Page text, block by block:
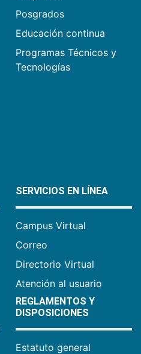
Posgrados
Educación continua
Programas Técnicos y
Tecnologías
SERVICIOS EN LÍNEA
Campus Virtual
Correo
Directorio Virtual
Atención al usuario
REGLAMENTOS Y
DISPOSICIONES
Estatuto general